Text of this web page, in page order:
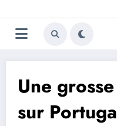
au
contenu
Une
sur